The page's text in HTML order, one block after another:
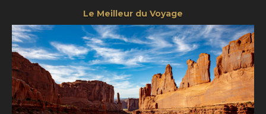
Le Meilleur du Voyage